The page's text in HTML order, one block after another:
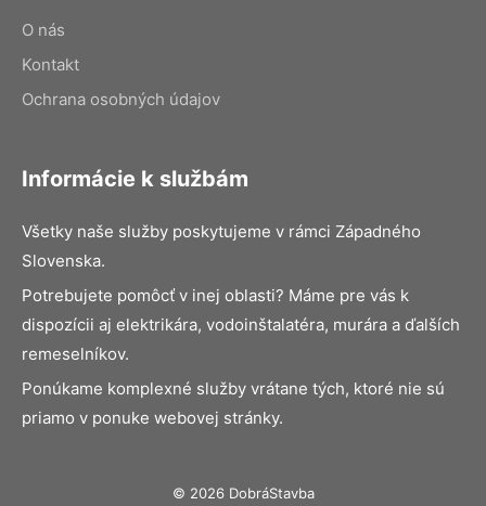
O nás
Kontakt
Ochrana osobných údajov
Informácie k službám
Všetky naše služby poskytujeme v rámci Západného
Slovenska.
Potrebujete pomôcť v inej oblasti? Máme pre vás k
dispozícii aj elektrikára, vodoinštalatéra, murára a ďalších
remeselníkov.
Ponúkame komplexné služby vrátane tých, ktoré nie sú
priamo v ponuke webovej stránky.
© 2026 DobráStavba